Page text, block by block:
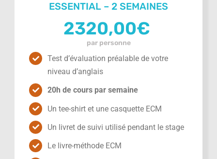
ESSENTIAL – 2 SEMAINES
2320,00€
par personne
Test d’évaluation préalable de votre
niveau d’anglais
20h de cours par semaine
Un tee-shirt et une casquette ECM
Un livret de suivi utilisé pendant le stage
Le livre-méthode ECM